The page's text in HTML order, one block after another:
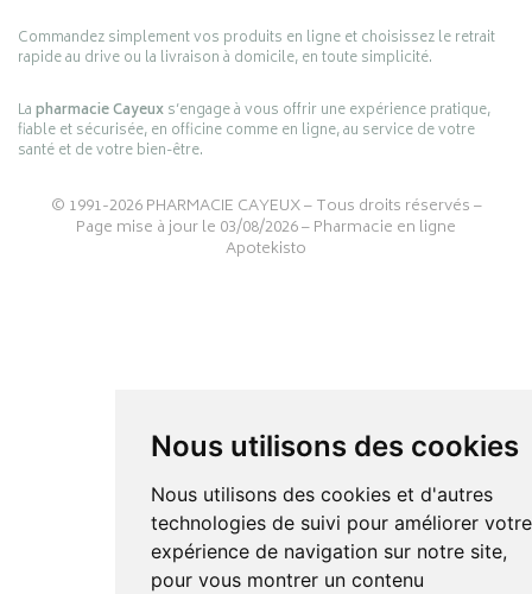
Nous utilisons des cookies
Nous utilisons des cookies et d'autres
technologies de suivi pour améliorer votre
expérience de navigation sur notre site,
pour vous montrer un contenu
Commandez simplement vos produits en ligne et choisissez le retrait
rapide au drive ou la livraison à domicile, en toute simplicité.
Lapharmacie Cayeuxs’engage à vous offrir une expérience pratique,
fiable et sécurisée, en officine comme en ligne, au service de votre
santé et de votre bien-être.
© 1991-2026PHARMACIE CAYEUX– Tous droits réservés –
Page mise à jour le 03/08/2026 –Pharmacie en ligne
Apotekisto